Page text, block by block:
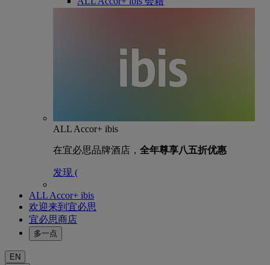
ALL Accor+ ibis
在宜必思品牌酒店， 全年尊享八五折优惠
发现 (
ALL Accor+ ibis
欢迎来到宜必思
宜必思商店
多一点
EN